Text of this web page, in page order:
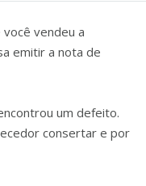
vendeu a
emitir a nota de
um defeito.
consertar e por